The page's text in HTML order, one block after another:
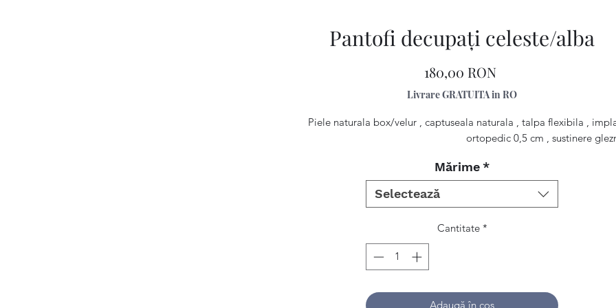
Pantofi decupaţi celeste/alba
180,00 RONPreț
Livrare GRATUITA in RO
Piele naturala box/velur , captuseala naturala , talpa flexibila ,
ortopedic 0,5 cm , sustinere
Mărime *
Selectează
Cantitate *
Adaugă în coș